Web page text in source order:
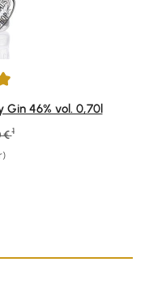
von 5 Sternen
Gin 46% vol. 0,70l
Preis:
€ 1